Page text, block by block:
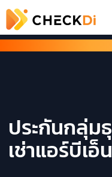
ประกันกลุ่ม
เช่าแอร์บีเอ็